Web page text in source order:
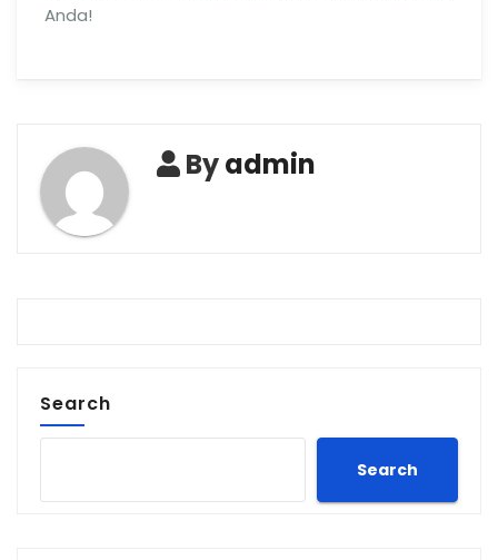
Anda!
Byadmin
Search
Search